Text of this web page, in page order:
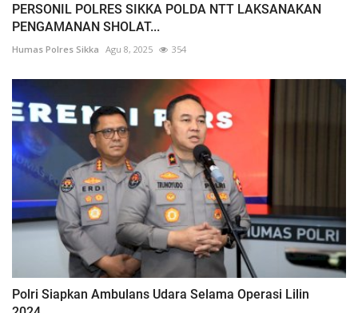
PERSONIL POLRES SIKKA POLDA NTT LAKSANAKAN
PENGAMANAN SHOLAT...
Humas Polres Sikka Agu 8, 2025 354
Polri Siapkan Ambulans Udara Selama Operasi Lilin